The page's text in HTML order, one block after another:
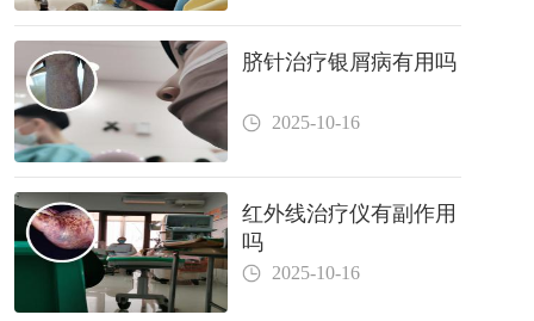
脐针治疗银屑病有用吗
2025-10-16
红外线治疗仪有副作用
吗
2025-10-16